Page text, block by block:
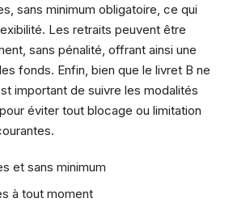
sans minimum obligatoire, ce qui
Les retraits peuvent être
sans pénalité, offrant ainsi une
fonds. Enfin, bien que le livret B ne
important de suivre les modalités
éviter tout blocage ou limitation
et sans minimum
à tout moment